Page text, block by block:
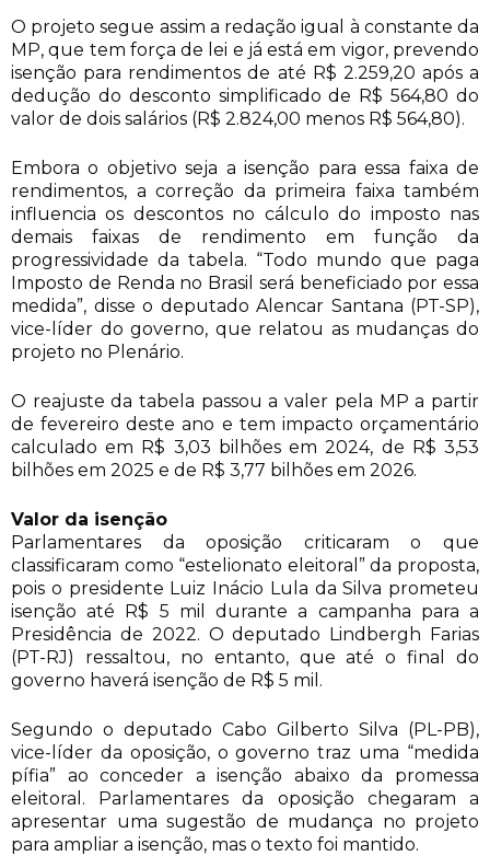
O projeto segue assim a redação igual à constante da
MP, que tem força de lei e já está em vigor, prevendo
isenção para rendimentos de até R$ 2.259,20 após a
dedução do desconto simplificado de R$ 564,80 do
valor de dois salários (R$ 2.824,00 menos R$ 564,80).
Embora o objetivo seja a isenção para essa faixa de
rendimentos, a correção da primeira faixa também
influencia os descontos no cálculo do imposto nas
demais faixas de rendimento em função da
progressividade da tabela. “Todo mundo que paga
Imposto de Renda no Brasil será beneficiado por essa
medida”, disse o deputado Alencar Santana (PT-SP),
vice-líder do governo, que relatou as mudanças do
projeto no Plenário.
O reajuste da tabela passou a valer pela MP a partir
de fevereiro deste ano e tem impacto orçamentário
calculado em R$ 3,03 bilhões em 2024, de R$ 3,53
bilhões em 2025 e de R$ 3,77 bilhões em 2026.
Valor da isenção
Parlamentares da oposição criticaram o que
classificaram como “estelionato eleitoral” da proposta,
pois o presidente Luiz Inácio Lula da Silva prometeu
isenção até R$ 5 mil durante a campanha para a
Presidência de 2022. O deputado Lindbergh Farias
(PT-RJ) ressaltou, no entanto, que até o final do
governo haverá isenção de R$ 5 mil.
Segundo o deputado Cabo Gilberto Silva (PL-PB),
vice-líder da oposição, o governo traz uma “medida
pífia” ao conceder a isenção abaixo da promessa
eleitoral. Parlamentares da oposição chegaram a
apresentar uma sugestão de mudança no projeto
para ampliar a isenção, mas o texto foi mantido.